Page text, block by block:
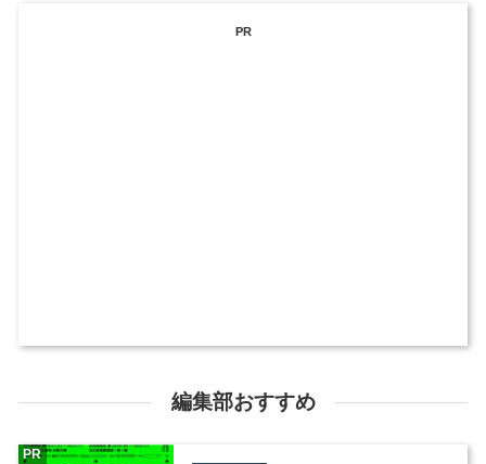
PR
編集部おすすめ
PR